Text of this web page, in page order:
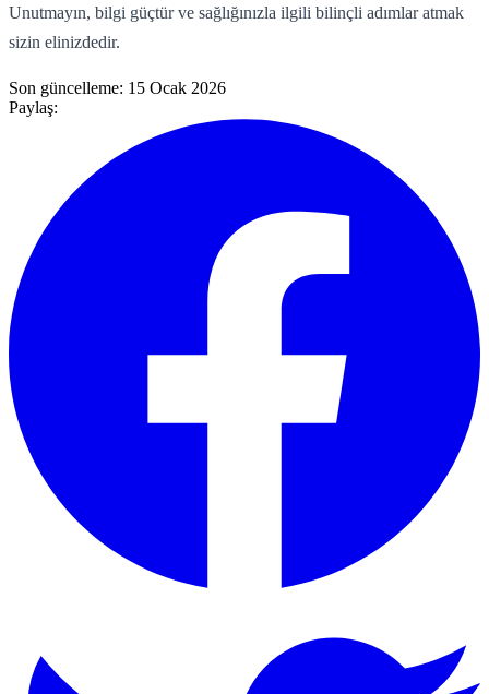
Unutmayın, bilgi güçtür ve sağlığınızla ilgili bilinçli adımlar atmak
sizin elinizdedir.
Son güncelleme: 15 Ocak 2026
Paylaş: